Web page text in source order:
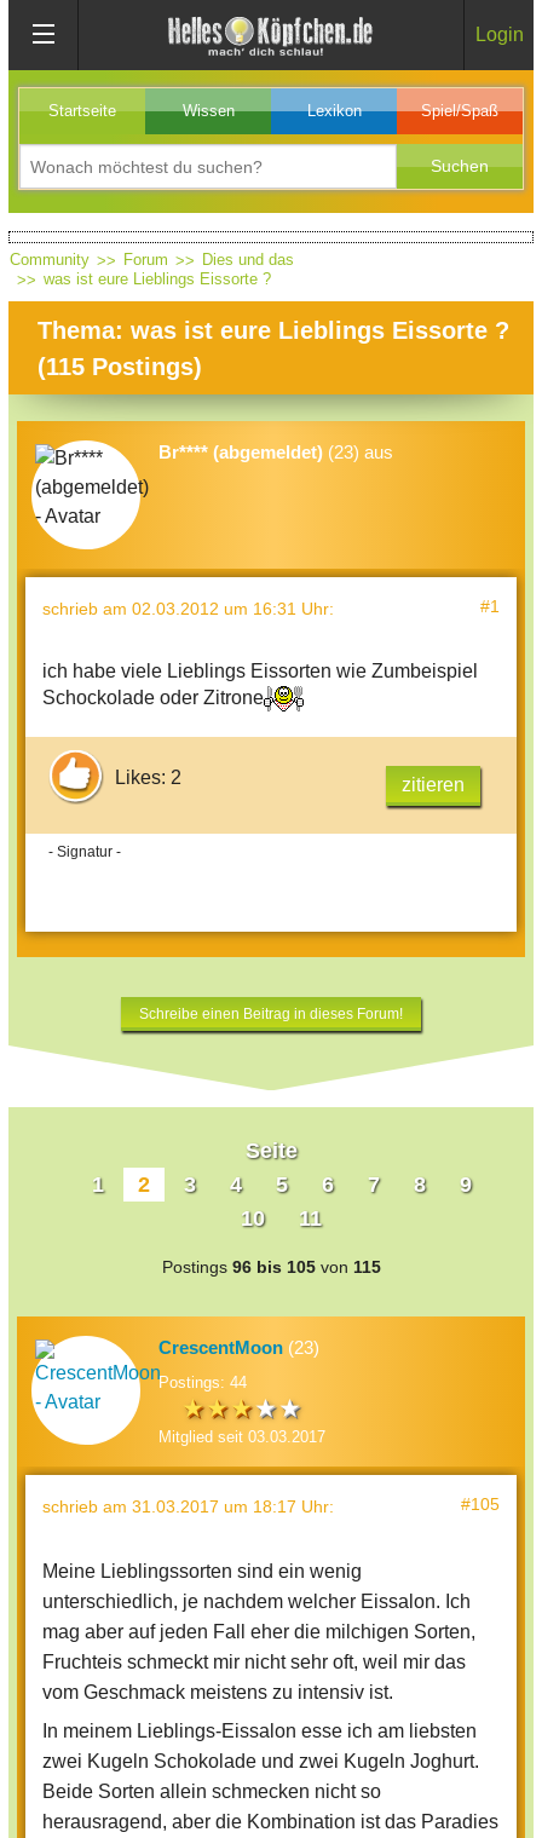
Login
Startseite Wissen Lexikon Spiel/Spaß
Community Forum
Dies und das
was ist eure Lieblings Eissorte ?
Thema: was ist eure Lieblings Eissorte ?
(115 Postings)
Br**** (abgemeldet) (23) aus
schrieb am 02.03.2012 um 16:31 Uhr: #1
ich habe viele Lieblings Eissorten wie Zumbeispiel
Schockolade oder Zitrone
Likes: 2 zitieren
- Signatur -
Schreibe einen Beitrag in dieses Forum!
Seite
1
2 3 4 5 6 7 8
9
10
11
Postings 96 bis 105von 115
CrescentMoon (23)
Postings: 44
Mitglied seit 03.03.2017
schrieb am 31.03.2017 um 18:17 Uhr: #105
Meine Lieblingssorten sind ein wenig
unterschiedlich, je nachdem welcher Eissalon. Ich
mag aber auf jeden Fall eher die milchigen Sorten,
Fruchteis schmeckt mir nicht sehr oft, weil mir das
vom Geschmack meistens zu intensiv ist.
In meinem Lieblings-Eissalon esse ich am liebsten
zwei Kugeln Schokolade und zwei Kugeln Joghurt.
Beide Sorten allein schmecken nicht so
herausragend, aber die Kombination ist das Paradies